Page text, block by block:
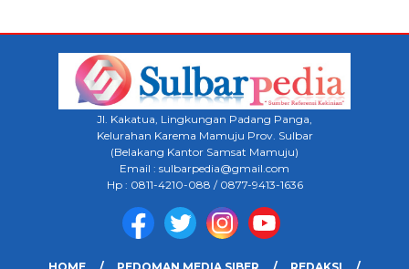
Jl. Kakatua, Lingkungan Padang Panga,
Kelurahan Karema Mamuju Prov. Sulbar
(Belakang Kantor Samsat Mamuju)
Email : sulbarpedia@gmail.com
Hp : 0811-4210-088 / 0877-9413-1636